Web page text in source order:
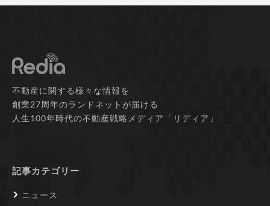
不動産に関する様々な情報を
創業27周年のランドネットが届ける
人生100年時代の不動産戦略メディア「リディア」
記事カテゴリー
ニュース